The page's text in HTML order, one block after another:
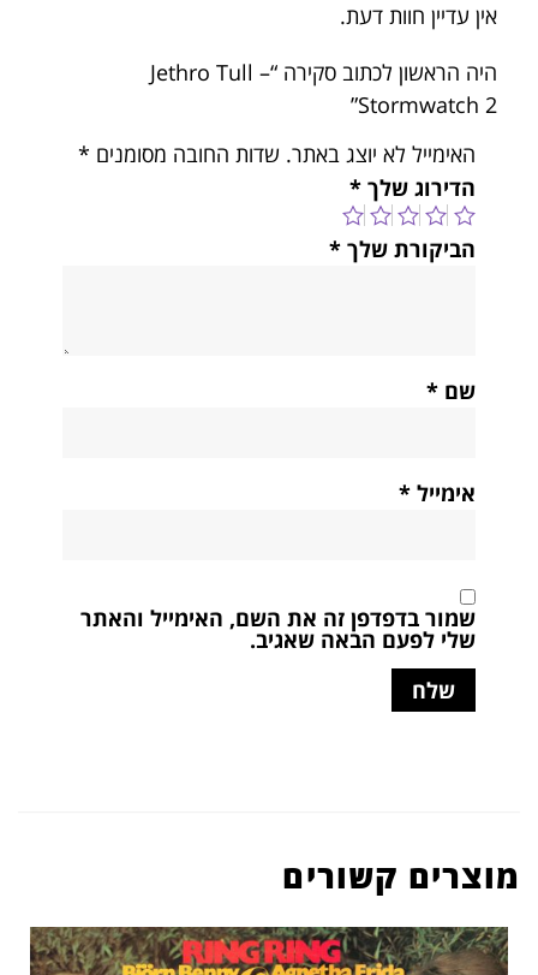
אין עדיין חוות דעת.
היה הראשון לכתוב סקירה “Jethro Tull –
Stormwatch 2”
האימייל לא יוצג באתר. שדות החובה מסומנים *
הדירוג שלך *
הביקורת שלך *
שם *
אימייל *
שמור בדפדפן זה את השם, האימייל והאתר
שלי לפעם הבאה שאגיב.
מוצרים קשורים